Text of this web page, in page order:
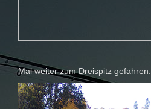
Mal weiter zum Dreispitz gefahren.